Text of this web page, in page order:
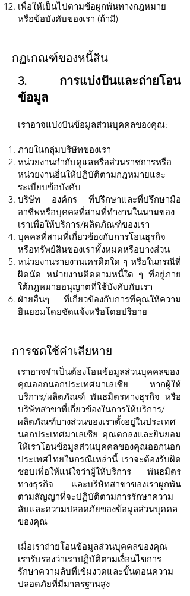
เพื่อให้เป็นไปตามข้อผูกพันทางกฎหมาย
หรือข้อบังคับของเรา (ถ้ามี)
กฏเกณฑ์ของหนี้สิน
3. การแบ่งปันและถ่ายโอน
ข้อมูล
เราอาจแบ่งปันข้อมูลส่วนบุคคลของคุณ:
ภายในกลุ่มบริษัทของเรา
หน่วยงานกำกับดูแลหรือส่วนราชการหรือ
หน่วยงานอื่นให้ปฏิบัติตามกฎหมายและ
ระเบียบข้อบังคับ
บริษัท องค์กร ที่ปรึกษาและที่ปรึกษามือ
อาชีพหรือบุคคลที่สามที่ทำงานในนามของ
เราเพื่อให้บริการ/ผลิตภัณฑ์ของเรา
บุคคลที่สามที่เกี่ยวข้องกับการโอนธุรกิจ
หรือทรัพย์สินของเราทั้งหมดหรือบางส่วน
หน่วยงานรายงานเครดิตใด ๆ หรือในกรณีที่
ผิดนัด หน่วยงานติดตามหนี้ใด ๆ ที่อยู่ภาย
ใต้กฎหมายอนุญาตที่ใช้บังคับกับเรา
ฝ่ายอื่นๆ ที่เกี่ยวข้องกับการที่คุณให้ความ
ยินยอมโดยชัดแจ้งหรือโดยปริยาย
การชดใช้ค่าเสียหาย
เราอาจจำเป็นต้องโอนข้อมูลส่วนบุคคลของ
คุณออกนอกประเทศมาเลเซีย หากผู้ให้
บริการ/ผลิตภัณฑ์ พันธมิตรทางธุรกิจ หรือ
บริษัทสาขาที่เกี่ยวข้องในการให้บริการ/
ผลิตภัณฑ์บางส่วนของเราตั้งอยู่ในประเทศ
นอกประเทศมาเลเซีย คุณตกลงและยินยอม
ให้เราโอนข้อมูลส่วนบุคคลของคุณออกนอก
ประเทศไทยในกรณีเหล่านี้ เราจะต้องรับผิด
ชอบเพื่อให้แน่ใจว่าผู้ให้บริการ พันธมิตร
ทางธุรกิจ และบริษัทสาขาของเราผูกพัน
ตามสัญญาที่จะปฏิบัติตามการรักษาความ
ลับและความปลอดภัยของข้อมูลส่วนบุคคล
ของคุณ
เมื่อเราถ่ายโอนข้อมูลส่วนบุคคลของคุณ
เรารับรองว่าเราปฏิบัติตามเงื่อนไขการ
รักษาความลับที่เข้มงวดและขั้นตอนความ
ปลอดภัยที่มีมาตรฐานสูง